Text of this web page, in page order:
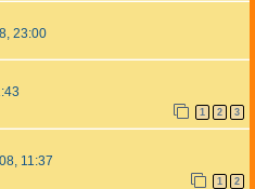
23:00
1 2 3
11:37
1 2